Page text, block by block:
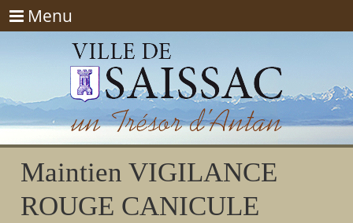
Menu
Menu
Maintien VIGILANCE
ROUGE CANICULE